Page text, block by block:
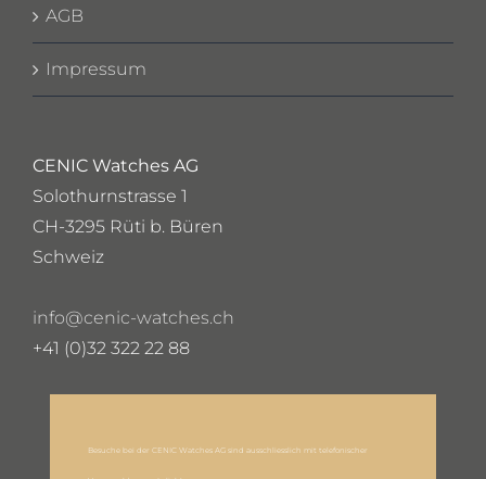
AGB
Impressum
CENIC Watches AG
Solothurnstrasse 1
CH-3295 Rüti b. Büren
Schweiz
info@cenic-watches.ch
+41 (0)32 322 22 88
Besuche bei der CENIC Watches AG sind ausschliesslich mit telefonischer